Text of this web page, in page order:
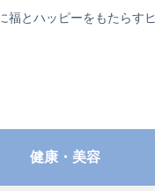
とハッピーをもたらす
健康・美容